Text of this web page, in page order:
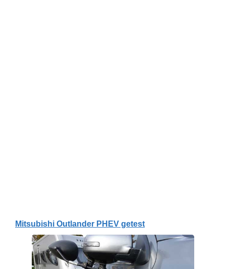
Mitsubishi Outlander PHEV getest